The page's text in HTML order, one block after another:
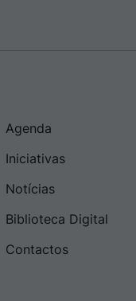
Agenda
Iniciativas
Notícias
Biblioteca Digital
Contactos